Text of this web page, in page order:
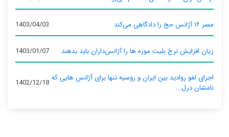
مصر ۱۶ آژانس حج را دادگاهی می‌کند 1403/04/03
زیان افزایش نرخ بلیت موزه ها را آژانس‌داران باید بدهند 1403/01/07
اجرای لغو روادید بین ایران و روسیه تنها برای آژانس‌ هایی که
نامشان درل...
1402/12/18